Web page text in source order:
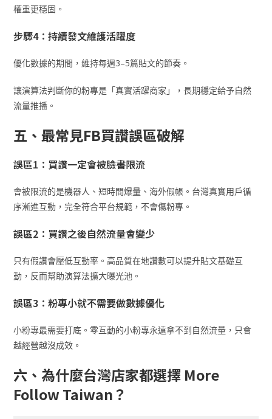
權重更穩固。
步驟4：持續發文維護活躍度
優化數據的期間，維持每週3–5篇貼文的節奏。
讓演算法判斷你的粉專是「真實活躍商家」，長期穩定給予自然
流量推播。
五、最常見FB買讚誤區破解
誤區1：買讚一定會被臉書限流
會被限流的是機器人、短時間爆量、海外假帳。台灣真實用戶循
序漸進互動，完全符合平台規範，不會傷粉專。
誤區2：買讚之後自然流量會變少
只有假讚會壓低互動率。高品質在地讚數可以提升貼文基礎互
動，反而幫助演算法擴大曝光池。
誤區3：粉專小就不需要做數據優化
小粉專最需要打底。零互動的小粉專永遠拿不到自然流量，只會
越經營越沒成效。
六、為什麼台灣店家都選擇 More
Follow Taiwan？